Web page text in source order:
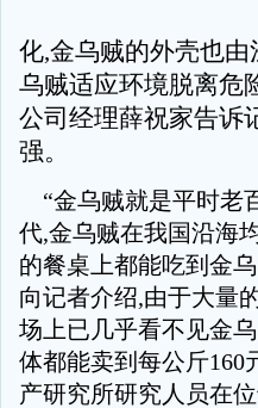
化,金乌贼的外壳也
乌贼适应环境脱离危
公司经理薛祝家告诉
强。
“金乌贼就是平时老
代,金乌贼在我国沿海
的餐桌上都能吃到金
向记者介绍,由于大量
场上已几乎看不见金
体都能卖到每公斤160
产研究所研究人员在